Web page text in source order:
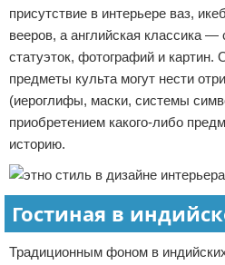
присутствие в интерьере ваз,
вееров, а английская классика —
статуэток, фотографий и картин.
предметы культа могут нести
(иероглифы, маски, системы
приобретением какого-либо
историю.
Гостиная в
Традиционным фоном в